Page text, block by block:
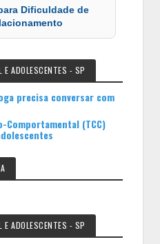
Dificuldade de
E ADOLESCENTES - SP
precisa conversar com
Comportamental (TCC)
E ADOLESCENTES - SP